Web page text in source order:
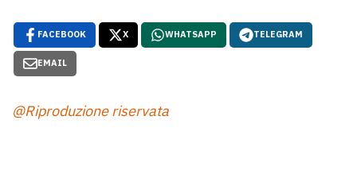
FACEBOOK X WHATSAPP TELEGRAM
EMAIL
@Riproduzione riservata